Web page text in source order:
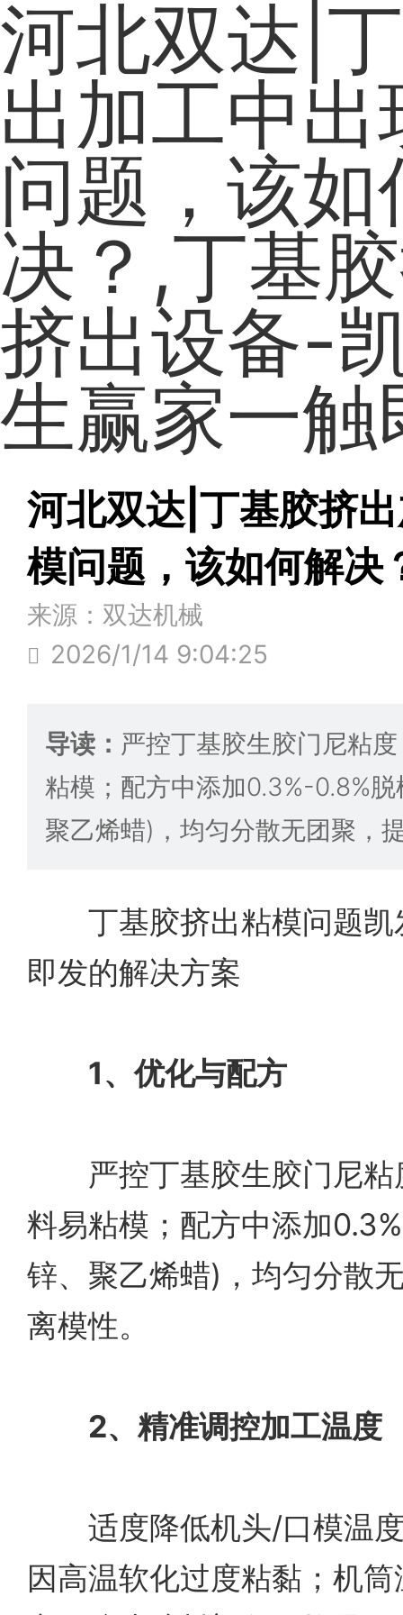
河北双达|
出加工中出
问题，该如
决？,丁基
挤出设备-
生赢家一触
河北双达|丁基胶挤
模问题，该如何解决
来源：双达机械
2026/1/14 9:04:25
导读： 严控丁基胶生胶门尼粘
粘模；配方中添加0.3%-0.8%
聚乙烯蜡)，均匀分散无团聚，
丁基胶挤出粘模问题凯
即发的解决方案
1、优化与配方
严控丁基胶生胶门尼粘
料易粘模；配方中添加
锌、聚乙烯蜡)，均匀分散
离模性。
2、精准调控加工温度
适度降低机头/口模温
因高温软化过度粘黏；机